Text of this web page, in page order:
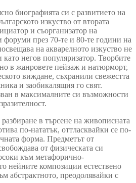
биографията си с развитието на
изкуство от втората
и съорганизатор на
през 70-те и 80-те години на
на акварелното изкуство не
негов популяризатор. Творбите
в жанровете пейзаж и натюрморт,
виждане, съхранили свежестта
и заобикалящия го свят.
в максималните си възможности
в търсене на живописната
по-нататък, оттласквайки се по-
форма. Предметът от
от физическата си
към метафорично-
нейните композиции естествено
абстрактното, преодолявайки с